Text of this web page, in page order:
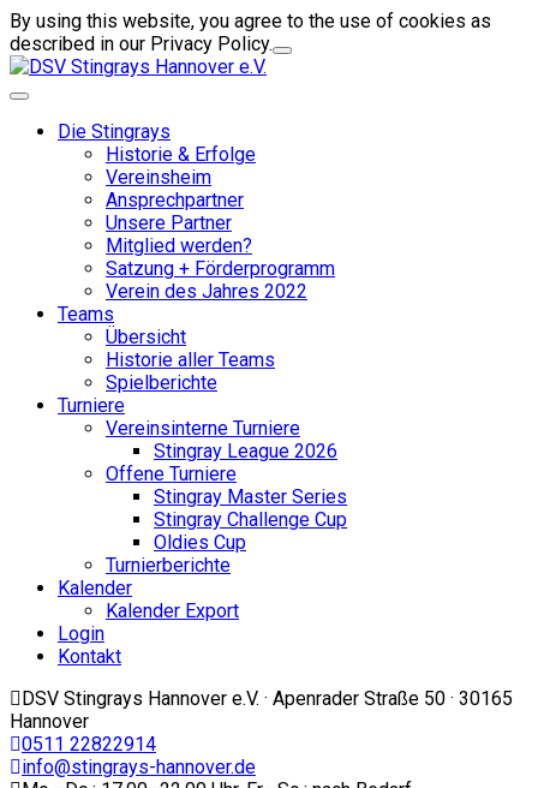
By using this website, you agree to the use of cookies as
described in our Privacy Policy.
Die Stingrays
Historie & Erfolge
Vereinsheim
Ansprechpartner
Unsere Partner
Mitglied werden?
Satzung + Förderprogramm
Verein des Jahres 2022
Teams
Übersicht
Historie aller Teams
Spielberichte
Turniere
Vereinsinterne Turniere
Stingray League 2026
Offene Turniere
Stingray Master Series
Stingray Challenge Cup
Oldies Cup
Turnierberichte
Kalender
Kalender Export
Login
Kontakt
DSV Stingrays Hannover e.V. · Apenrader Straße 50 · 30165
Hannover
0511 22822914
info@stingrays-hannover.de